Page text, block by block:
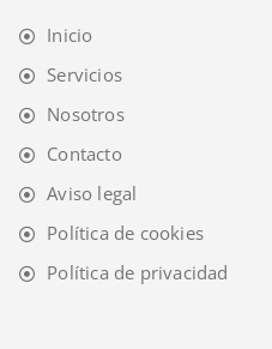
Inicio
Servicios
Nosotros
Contacto
Aviso legal
Política de cookies
Política de privacidad